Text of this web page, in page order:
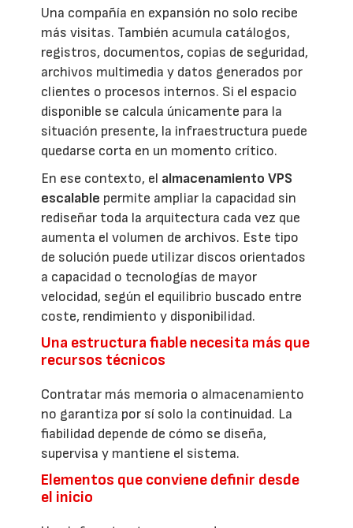
Una compañía en expansión no solo recibe
más visitas. También acumula catálogos,
registros, documentos, copias de seguridad,
archivos multimedia y datos generados por
clientes o procesos internos. Si el espacio
disponible se calcula únicamente para la
situación presente, la infraestructura puede
quedarse corta en un momento crítico.
En ese contexto, el almacenamiento VPS
escalable permite ampliar la capacidad sin
rediseñar toda la arquitectura cada vez que
aumenta el volumen de archivos. Este tipo
de solución puede utilizar discos orientados
a capacidad o tecnologías de mayor
velocidad, según el equilibrio buscado entre
coste, rendimiento y disponibilidad.
Una estructura fiable necesita más que
recursos técnicos
Contratar más memoria o almacenamiento
no garantiza por sí solo la continuidad. La
fiabilidad depende de cómo se diseña,
supervisa y mantiene el sistema.
Elementos que conviene definir desde
el inicio